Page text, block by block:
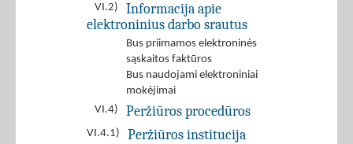
VI.2)
Informacija apie
elektroninius darbo srautus
Bus priimamos elektroninės
sąskaitos faktūros
Bus naudojami elektroniniai
mokėjimai
VI.4)
Peržiūros procedūros
VI.4.1) Peržiūros institucija